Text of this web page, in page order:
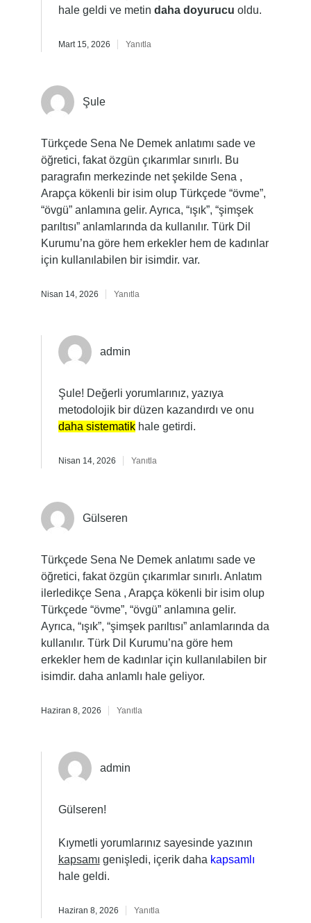
hale geldi ve metin daha doyurucu oldu.
Mart 15, 2026 Yanıtla
Şule
Türkçede Sena Ne Demek anlatımı sade ve
öğretici, fakat özgün çıkarımlar sınırlı. Bu
paragrafın merkezinde net şekilde Sena ,
Arapça kökenli bir isim olup Türkçede “övme”,
“övgü” anlamına gelir. Ayrıca, “ışık”, “şimşek
parıltısı” anlamlarında da kullanılır. Türk Dil
Kurumu’na göre hem erkekler hem de kadınlar
için kullanılabilen bir isimdir. var.
Nisan 14, 2026 Yanıtla
admin
Şule! Değerli yorumlarınız, yazıya
metodolojik bir düzen kazandırdı ve onu
daha sistematikhale getirdi.
Nisan 14, 2026 Yanıtla
Gülseren
Türkçede Sena Ne Demek anlatımı sade ve
öğretici, fakat özgün çıkarımlar sınırlı. Anlatım
ilerledikçe Sena , Arapça kökenli bir isim olup
Türkçede “övme”, “övgü” anlamına gelir.
Ayrıca, “ışık”, “şimşek parıltısı” anlamlarında da
kullanılır. Türk Dil Kurumu’na göre hem
erkekler hem de kadınlar için kullanılabilen bir
isimdir. daha anlamlı hale geliyor.
Haziran 8, 2026 Yanıtla
admin
Gülseren!
Kıymetli yorumlarınız sayesinde yazının
kapsamı genişledi, içerik daha kapsamlı
hale geldi.
Haziran 8, 2026 Yanıtla